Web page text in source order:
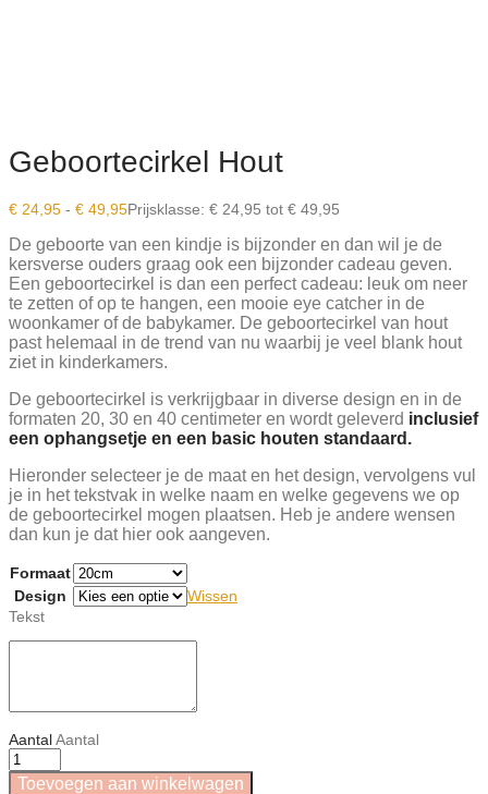
Geboortecirkel Hout
€ 24,95 - € 49,95Prijsklasse: € 24,95 tot € 49,95
De geboorte van een kindje is bijzonder en dan wil je de
kersverse ouders graag ook een bijzonder cadeau geven.
Een geboortecirkel is dan een perfect cadeau: leuk om neer
te zetten of op te hangen, een mooie eye catcher in de
woonkamer of de babykamer. De geboortecirkel van hout
past helemaal in de trend van nu waarbij je veel blank hout
ziet in kinderkamers.
De geboortecirkel is verkrijgbaar in diverse design en in de
formaten 20, 30 en 40 centimeter en wordt geleverd inclusief
een ophangsetje en een basic houten standaard.
Hieronder selecteer je de maat en het design, vervolgens vul
je in het tekstvak in welke naam en welke gegevens we op
de geboortecirkel mogen plaatsen. Heb je andere wensen
dan kun je dat hier ook aangeven.
Formaat
Design
Wissen
Tekst
AantalAantal
Toevoegen aan winkelwagen